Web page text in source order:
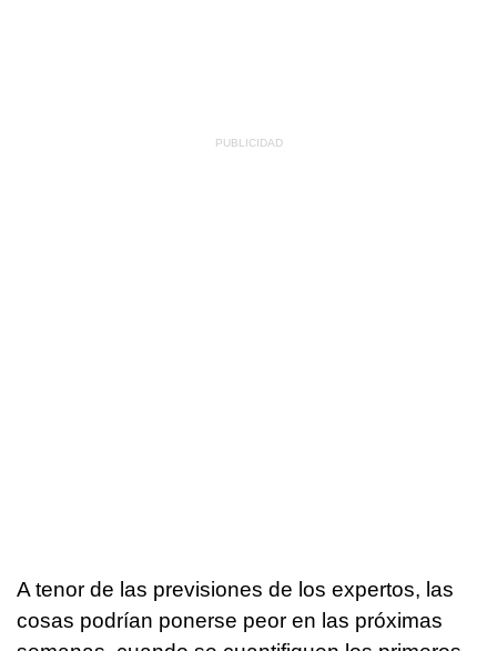
A tenor de las previsiones de los expertos, las
cosas podrían ponerse peor en las próximas